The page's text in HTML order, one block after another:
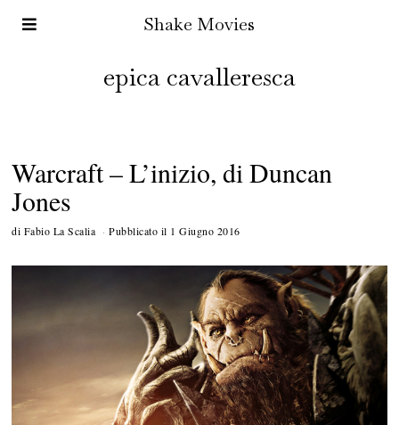
Shake Movies
epica cavalleresca
Warcraft – L’inizio, di Duncan
Jones
di Fabio La Scalia Pubblicato il 1 Giugno 2016
u
g
n
o
2
0
1
6